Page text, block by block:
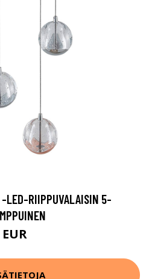
-LED-RIIPPUVALAISIN 5-